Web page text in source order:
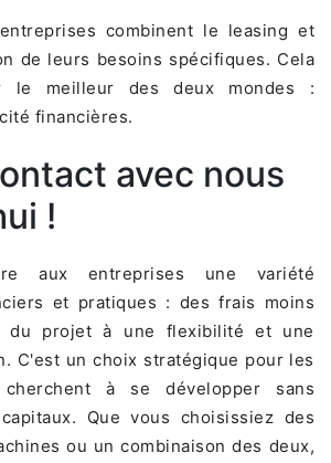
combinent le leasing et
de leurs besoins spécifiques. Cela
le meilleur des deux mondes :
financières.
avec nous
!
aux entreprises une variété
et pratiques : des frais moins
du projet à une flexibilité et une
C'est un choix stratégique pour les
à se développer sans
Que vous choisissiez des
ou un combinaison des deux,